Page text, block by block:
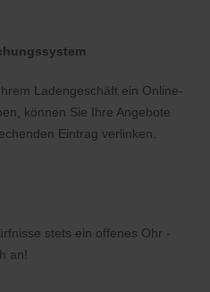
Ladengeschäft ein Online-
können Sie Ihre Angebote
Eintrag verlinken.
stets ein offenes Ohr -
an!